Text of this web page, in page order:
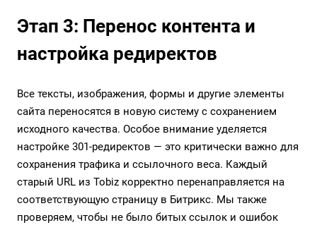
Этап 3: Перенос контента и
настройка редиректов
Все тексты, изображения, формы и другие элементы
сайта переносятся в новую систему с сохранением
исходного качества. Особое внимание уделяется
настройке 301-редиректов — это критически важно для
сохранения трафика и ссылочного веса. Каждый
старый URL из Tobiz корректно перенаправляется на
соответствующую страницу в Битрикс. Мы также
проверяем, чтобы не было битых ссылок и ошибок